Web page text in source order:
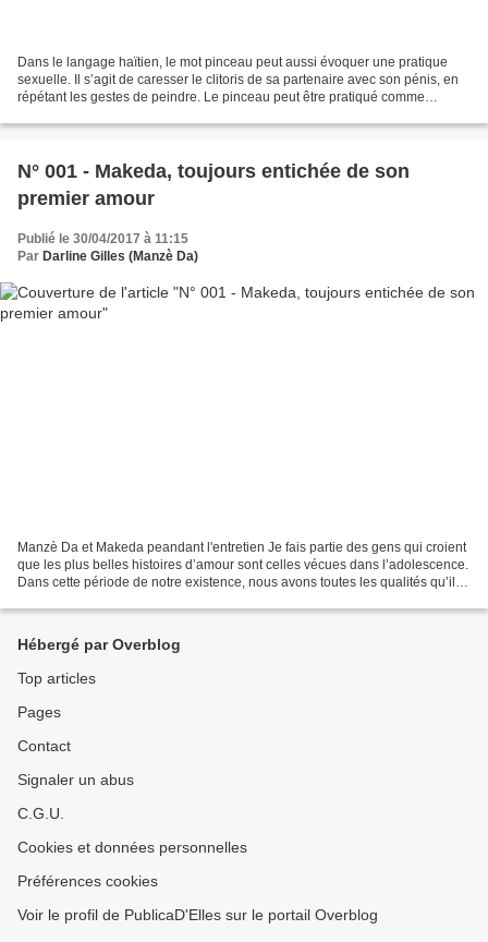
Dans le langage haïtien, le mot pinceau peut aussi évoquer une pratique
sexuelle. Il s’agit de caresser le clitoris de sa partenaire avec son pénis, en
répétant les gestes de peindre. Le pinceau peut être pratiqué comme
N° 001 - Makeda, toujours entichée de son
premier amour
Publié le 30/04/2017 à 11:15
Par Darline Gilles (Manzè Da)
Manzè Da et Makeda peandant l'entretien Je fais partie des gens qui croient
que les plus belles histoires d’amour sont celles vécues dans l’adolescence.
Dans cette période de notre existence, nous avons toutes les qualités qu’il
Hébergé par Overblog
Top articles
Pages
Contact
Signaler un abus
C.G.U.
Cookies et données personnelles
Préférences cookies
Voir le profil de PublicaD'Elles sur le portail Overblog